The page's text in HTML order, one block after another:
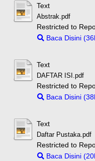
Text
Abstrak.pdf
Restricted to
Baca Disini
Text
DAFTAR ISI.pdf
Restricted to
Baca Disini
Text
Daftar Pustaka.pdf
Restricted to
Baca Disini